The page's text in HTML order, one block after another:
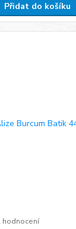
Přidat do košíku
hodnocení